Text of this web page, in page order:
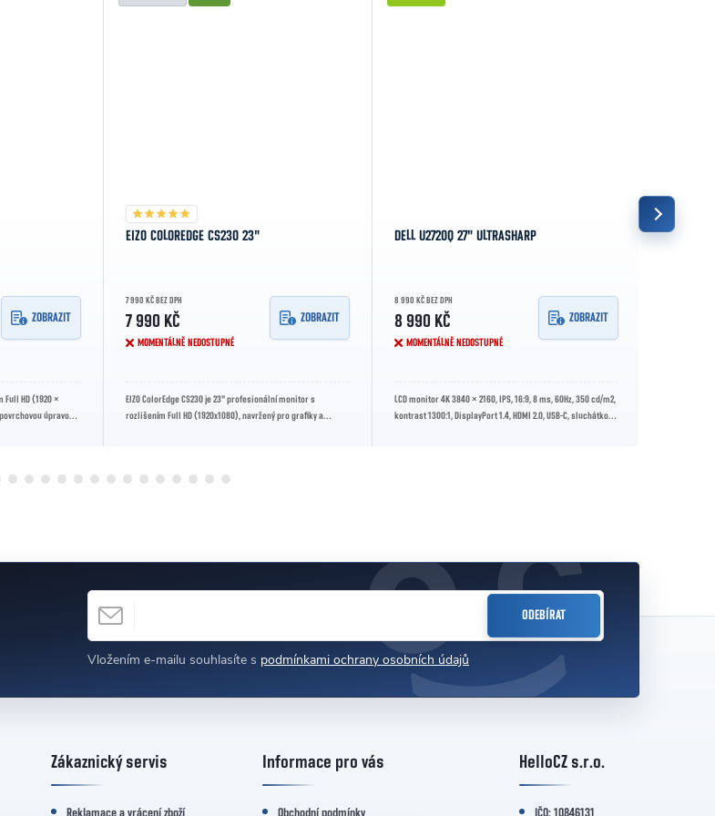
ZOBRAZIT
Full HD (1920 ×
úpravou.
EIZO COLOREDGE CS230 23"
7 990 KČ BEZ DPH
7 990 KČ
MOMENTÁLNĚ NEDOSTUPNÉ
ZOBRAZIT
EIZO ColorEdge CS230 je 23" profesionální monitor s
rozlišením Full HD (1920x1080), navržený pro grafiky a
DELL U2720Q 27" ULTRASHARP
8 990 KČ BEZ DPH
8 990 KČ
MOMENTÁLNĚ NEDOSTUPNÉ
ZOBRAZIT
LCD monitor 4K 3840 × 2160, IPS, 16:9, 8 ms, 60Hz, 350 cd/m2,
kontrast 1300:1, DisplayPort 1.4, HDMI 2.0, USB-C, sluchátkový
AOC
E-MAIL
Vložením e-mailu souhlasíte s podmínkami ochrany osobních údajů
ODEBÍRAT
Zákaznický servis
Reklamace a vrácení zboží
Informace pro vás
Obchodní podmínky
HelloCZ s.r.o.
IČO: 10846131